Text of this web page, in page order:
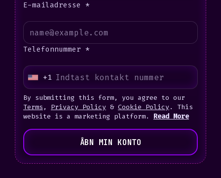
E-mailadresse *
Telefonnummer *
U
i
t
e
S
+1
By submitting this form, you agree to our
Terms , Privacy Policy & Cookie Policy. This
website is a marketing platform. Read More
ÅBN MIN KONTO